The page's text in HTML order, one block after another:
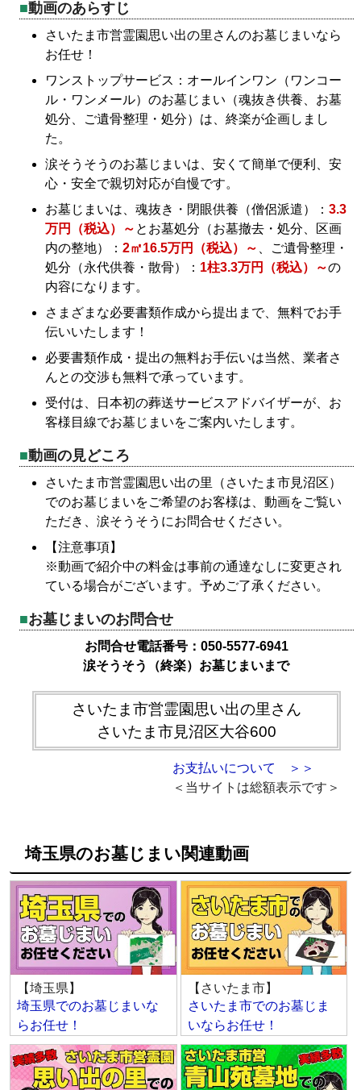
動画のあらすじ
さいたま市営霊園思い出の里さんのお墓じまいなら
お任せ！
ワンストップサービス：オールインワン（ワンコー
ル・ワンメール）のお墓じまい（魂抜き供養、お墓
処分、ご遺骨整理・処分）は、終楽が企画しまし
た。
涙そうそうのお墓じまいは、安くて簡単で便利、安
心・安全で親切対応が自慢です。
お墓じまいは、魂抜き・閉眼供養（僧侶派遣）：3.3
万円（税込）～ とお墓処分（お墓撤去・処分、区画
内の整地）：2㎡16.5万円（税込）～
、ご遺骨整理・
処分（永代供養・散骨）： 1柱3.3万円（税込）～の
内容になります。
さまざまな必要書類作成から提出まで、無料でお手
伝いいたします！
必要書類作成・提出の無料お手伝いは当然、業者さ
んとの交渉も無料で承っています。
受付は、日本初の葬送サービスアドバイザーが、お
客様目線でお墓じまいをご案内いたします。
動画の見どころ
さいたま市営霊園思い出の里（さいたま市見沼区）
でのお墓じまいをご希望のお客様は、動画をご覧い
ただき、涙そうそうにお問合せください。
【注意事項】
※動画で紹介中の料金は事前の通達なしに変更され
ている場合がございます。予めご了承ください。
お墓じまいのお問合せ
お問合せ電話番号：050-5577-6941
涙そうそう（終楽）お墓じまいまで
さいたま市営霊園思い出の里さん
さいたま市見沼区大谷600
お支払いについて ＞＞
＜当サイトは総額表示です＞
埼玉県のお墓じまい関連動画
【埼玉県】
埼玉県でのお墓じまいな
らお任せ！
【さいたま市】
さいたま市でのお墓じま
いならお任せ！